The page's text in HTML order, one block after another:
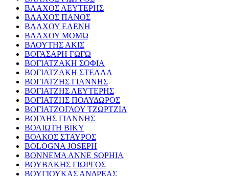
ΒΛΑΧΟΣ ΛΕΥΤΕΡΗΣ
ΒΛΑΧΟΣ ΠΑΝΟΣ
ΒΛΑΧΟΥ ΕΛΕΝΗ
ΒΛΑΧΟΥ ΜΟΜΩ
ΒΛΟΥΤΗΣ ΑΚΙΣ
ΒΟΓΑΣΑΡΗ ΓΩΓΩ
ΒΟΓΙΑΤΖΑΚΗ ΣΟΦΙΑ
ΒΟΓΙΑΤΖΑΚΗ ΣΤΕΛΛΑ
ΒΟΓΙΑΤΖΗΣ ΓΙΑΝΝΗΣ
ΒΟΓΙΑΤΖΗΣ ΛΕΥΤΕΡΗΣ
ΒΟΓΙΑΤΖΗΣ ΠΟΛΥΔΩΡΟΣ
ΒΟΓΙΑΤΖΟΓΛΟΥ ΤΖΩΡΤΖΙΑ
ΒΟΓΛΗΣ ΓΙΑΝΝΗΣ
ΒΟΛΙΩΤΗ ΒΙΚΥ
ΒΟΛΚΟΣ ΣΤΑΥΡΟΣ
BOLOGNA JOSEPH
BONNEMA ANNE SOPHIA
ΒΟΥΒΑΚΗΣ ΓΙΩΡΓΟΣ
ΒΟΥΓΙΟΥΚΑΣ ΑΝΔΡΕΑΣ